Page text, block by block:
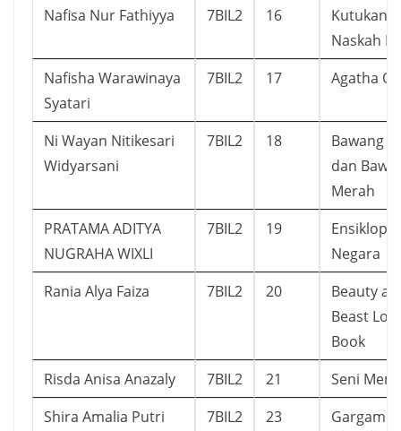
Nafisa Nur Fathiyya 7BIL2 16
Kutukan
Naskah
Nafisha Warawinaya
Syatari
7BIL2 17 Agatha
Ni Wayan Nitikesari
Widyarsani
7BIL2 18
Bawang
dan
Merah
PRATAMA ADITYA
NUGRAHA WIXLI
7BIL2 19
Negara
Rania Alya Faiza
7BIL2 20
Beauty
Beast
Book
Risda Anisa Anazaly
7BIL2 21
Seni
Shira Amalia Putri
7BIL2 23